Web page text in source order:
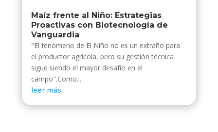
Maíz frente al Niño: Estrategias
Proactivas con Biotecnología de
Vanguardia
"El fenómeno de El Niño no es un extraño para
el productor agrícola, pero su gestión técnica
sigue siendo el mayor desafío en el
campo".Como...
leer más